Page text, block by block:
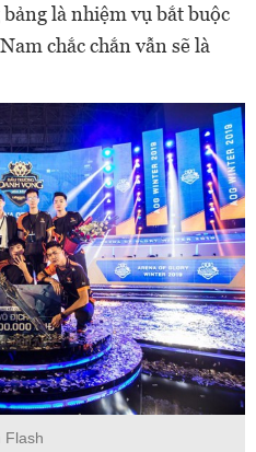
là nhiệm vụ bắt buộc
chắc chắn vẫn sẽ là
Flash